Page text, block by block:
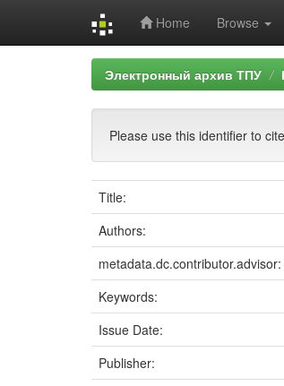
Home Browse
Электронный архив ТПУ
Please use this identifier to
Title:
Authors:
metadata.dc.contributor.advisor:
Keywords:
Issue Date:
Publisher: